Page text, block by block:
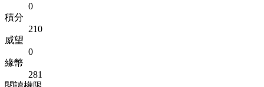
0
積分
210
威望
0
緣幣
281